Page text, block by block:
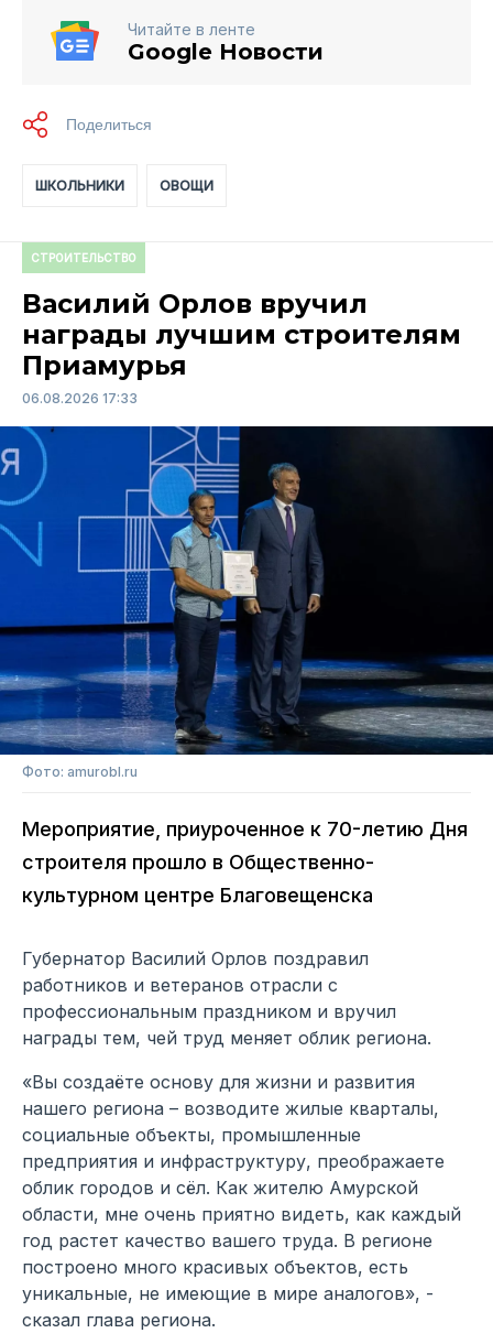
Читайте в ленте
Google Новости
ШКОЛЬНИКИ ОВОЩИ
СТРОИТЕЛЬСТВО
Василий Орлов вручил
награды лучшим строителям
Приамурья
06.08.2026 17:33
Фото: amurobl.ru
Мероприятие, приуроченное к 70-летию Дня
строителя прошло в Общественно-
культурном центре Благовещенска
Губернатор Василий Орлов поздравил
работников и ветеранов отрасли с
профессиональным праздником и вручил
награды тем, чей труд меняет облик региона.
«Вы создаёте основу для жизни и развития
нашего региона – возводите жилые кварталы,
социальные объекты, промышленные
предприятия и инфраструктуру, преображаете
облик городов и сёл. Как жителю Амурской
области, мне очень приятно видеть, как каждый
год растет качество вашего труда. В регионе
построено много красивых объектов, есть
уникальные, не имеющие в мире аналогов», -
сказал глава региона.